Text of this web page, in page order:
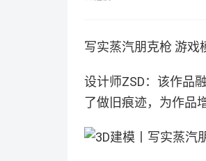
写实蒸汽朋克枪 游戏
设计师ZSD：该作品
了做旧痕迹，为作品